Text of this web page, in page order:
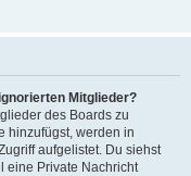
Mitglieder?
des Boards zu
hinzufügst, werden in
aufgelistet. Du siehst
eine Private Nachricht